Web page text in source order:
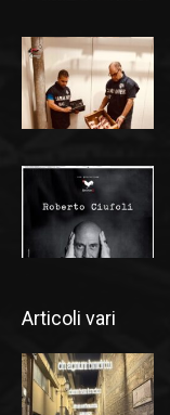
Articoli vari